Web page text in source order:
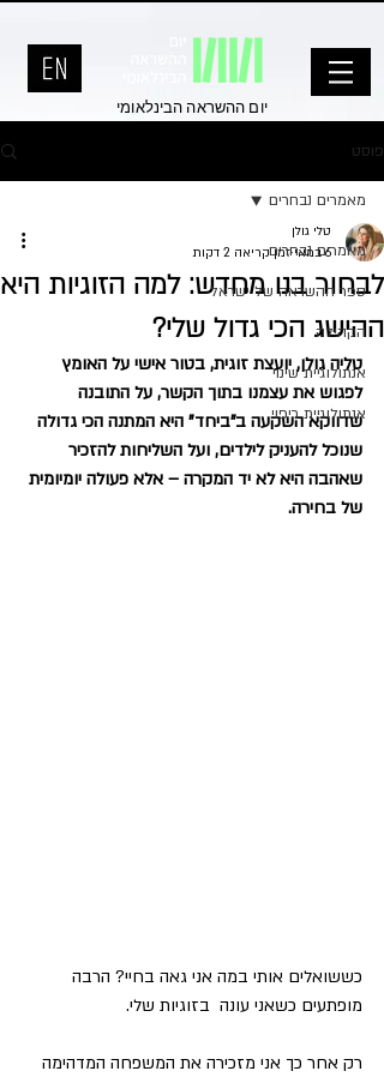
יום ההשראה הבינלאומי
פוסט
מאמרים נבחרים
ספר ההשראה של ישראל
הקהילה
אנתולוגיית שינוי
אנתולוגיית ריפוי
מאמרים נבחרים
לבחור בנו מחדש: למה הזוגיות היא
ההישג הכי גדול שלי?
טלי גולן
6 במאי
זמן קריאה 2 דקות
טליה גולן, יועצת זוגית, בטור אישי על האומץ
לפגוש את עצמנו בתוך הקשר, על התובנה
שדווקא השקעה ב"ביחד" היא המתנה הכי גדולה
שנוכל להעניק לילדים, ועל השליחות להזכיר
שאהבה היא לא יד המקרה – אלא פעולה יומיומית
של בחירה.
כששואלים אותי במה אני גאה בחיי? הרבה
מופתעים כשאני עונה  בזוגיות שלי.
רק אחר כך אני מזכירה את המשפחה המדהימה